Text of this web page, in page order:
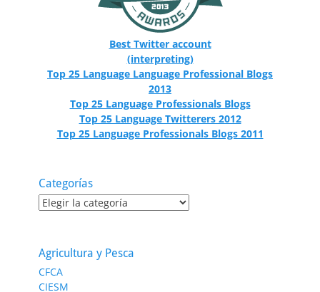
Best Twitter account
(interpreting)
Top 25 Language Language Professional Blogs
2013
Top 25 Language Professionals Blogs
Top 25 Language Twitterers 2012
Top 25 Language Professionals Blogs 2011
Categorías
Categorías
Agricultura y Pesca
CFCA
CIESM